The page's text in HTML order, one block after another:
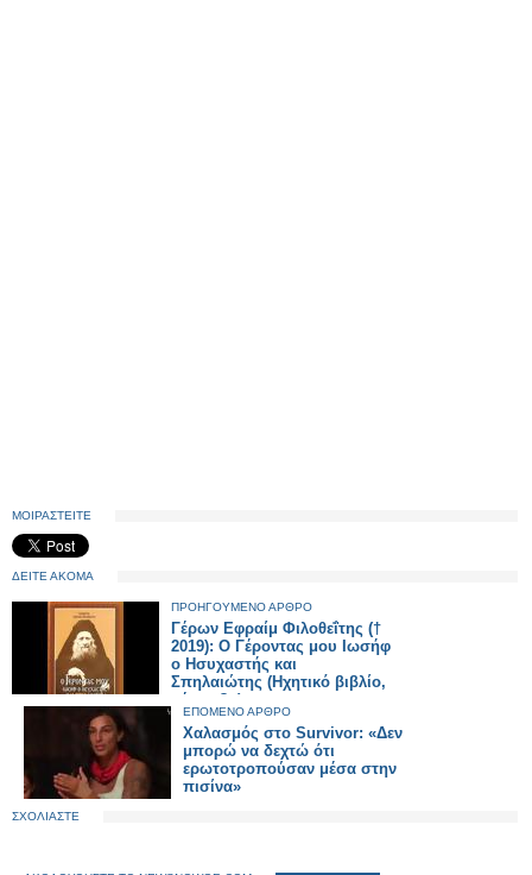
ΜΟΙΡΑΣΤΕΙΤΕ
ΔΕΙΤΕ ΑΚΟΜΑ
ΠΡΟΗΓΟΥΜΕΝΟ ΑΡΘΡΟ
Γέρων Εφραίμ Φιλοθεΐτης (†
2019): Ο Γέροντας μου Ιωσήφ
ο Ησυχαστής και
Σπηλαιώτης (Ηχητικό βιβλίο,
μέρος 3ο)
ΕΠΟΜΕΝΟ ΑΡΘΡΟ
Χαλασμός στο Survivor: «Δεν
μπορώ να δεχτώ ότι
ερωτοτροπούσαν μέσα στην
πισίνα»
ΣΧΟΛΙΑΣΤΕ